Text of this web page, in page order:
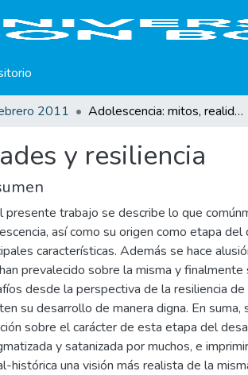
2011 Adolescencia: mitos, realidades y resiliencia
y resiliencia
presente trabajo se describe lo que
así como su origen como etapa
características. Además se hace
prevalecido sobre la misma y finalmente
desde la perspectiva de la resiliencia de
su desarrollo de manera digna. En
sobre el carácter de esta etapa del
y satanizada por muchos, e
histórica una visión más realista de la